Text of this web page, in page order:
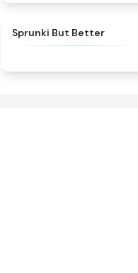
Sprunki But Better